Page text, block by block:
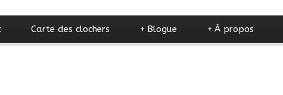
Carte des clochers Blogue
+ À propos
+